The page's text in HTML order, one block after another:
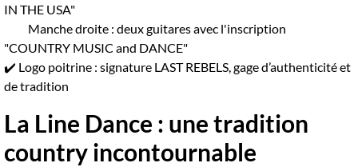
IN THE USA"
Manche droite : deux guitares avec l'inscription
"COUNTRY MUSIC and DANCE"
✔️ Logo poitrine : signature LAST REBELS, gage d’authenticité et
de tradition
La Line Dance : une tradition
country incontournable